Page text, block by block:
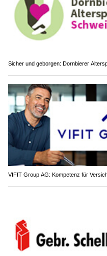
Sicher und geborgen: Dornbierer
VIFIT Group AG: Kompetenz für